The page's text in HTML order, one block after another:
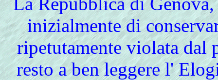
inizialmente di
ripetutamente violata dal
resto a ben leggere l'